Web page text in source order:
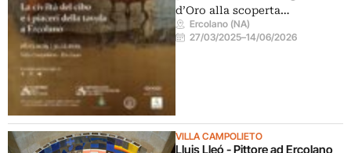
d’Oro alla scoperta…
Ercolano (NA)
27/03/2025–14/06/2026
VILLA CAMPOLIETO
Lluis Lleó - Pittore ad Ercolano